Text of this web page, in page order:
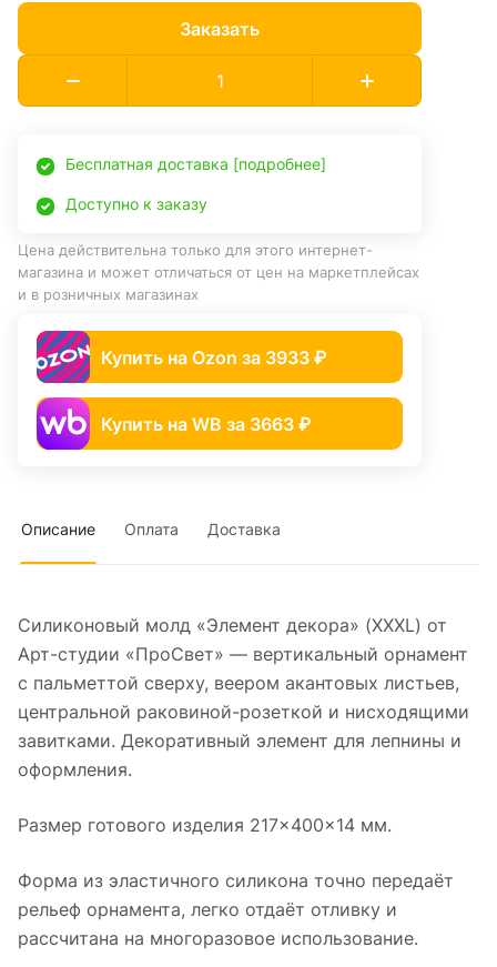
Заказать
Бесплатная доставка [подробнее]
Доступно к заказу
Цена действительна только для этого интернет-
магазина и может отличаться от цен на маркетплейсах
и в розничных магазинах
Купить на Ozon за 3933 ₽
Купить на WB за 3663 ₽
Описание Оплата Доставка
Силиконовый молд «Элемент декора» (XXXL) от
Арт-студии «ПроСвет» — вертикальный орнамент
с пальметтой сверху, веером акантовых листьев,
центральной раковиной-розеткой и нисходящими
завитками. Декоративный элемент для лепнины и
оформления.
Размер готового изделия 217×400×14 мм.
Форма из эластичного силикона точно передаёт
рельеф орнамента, легко отдаёт отливку и
рассчитана на многоразовое использование.